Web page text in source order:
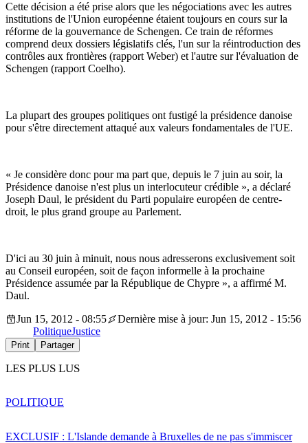
Cette décision a été prise alors que les négociations avec les autres
institutions de l'Union européenne étaient toujours en cours sur la
réforme de la gouvernance de Schengen. Ce train de réformes
comprend deux dossiers législatifs clés, l'un sur la réintroduction des
contrôles aux frontières (rapport Weber) et l'autre sur l'évaluation de
Schengen (rapport Coelho).
La plupart des groupes politiques ont fustigé la présidence danoise
pour s'être directement attaqué aux valeurs fondamentales de l'UE.
« Je considère donc pour ma part que, depuis le 7 juin au soir, la
Présidence danoise n'est plus un interlocuteur crédible », a déclaré
Joseph Daul, le président du Parti populaire européen de centre-
droit, le plus grand groupe au Parlement.
D'ici au 30 juin à minuit, nous nous adresserons exclusivement soit
au Conseil européen, soit de façon informelle à la prochaine
Présidence assumée par la République de Chypre », a affirmé M.
Daul.
Jun 15, 2012 - 08:55
Dernière mise à jour: Jun 15, 2012 - 15:56
PolitiqueJustice
Print Partager
LES PLUS LUS
EXCLUSIF : L'Islande demande à Bruxelles de ne pas s'immiscer
POLITIQUE